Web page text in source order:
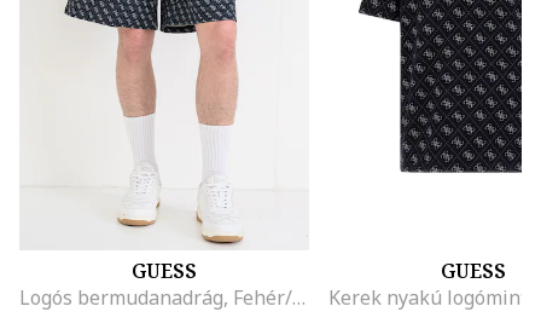
GUESS
Logós bermudanadrág, Fehér/Szénszürke
GUESS